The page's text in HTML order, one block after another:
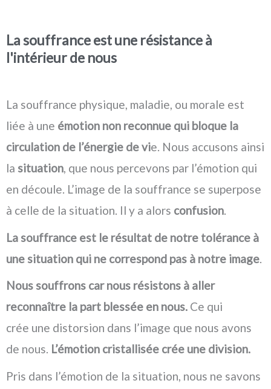
La souffrance est une résistance à
l'intérieur de nous
La souffrance physique, maladie, ou morale est
liée à une émotion non reconnue qui bloque la
circulation de l’énergie de vie. Nous accusons ainsi
la situation, que nous percevons par l’émotion qui
en découle. L’image de la souffrance se superpose
à celle de la situation. Il y a alors confusion.
La souffrance est le résultat de notre tolérance à
une situation qui ne correspond pas à notre image.
Nous souffrons car nous résistons à aller
reconnaître la part blessée en nous. Ce qui
crée une distorsion dans l’image que nous avons
de nous. L’émotion cristallisée crée une division.
Pris dans l’émotion de la situation, nous ne savons